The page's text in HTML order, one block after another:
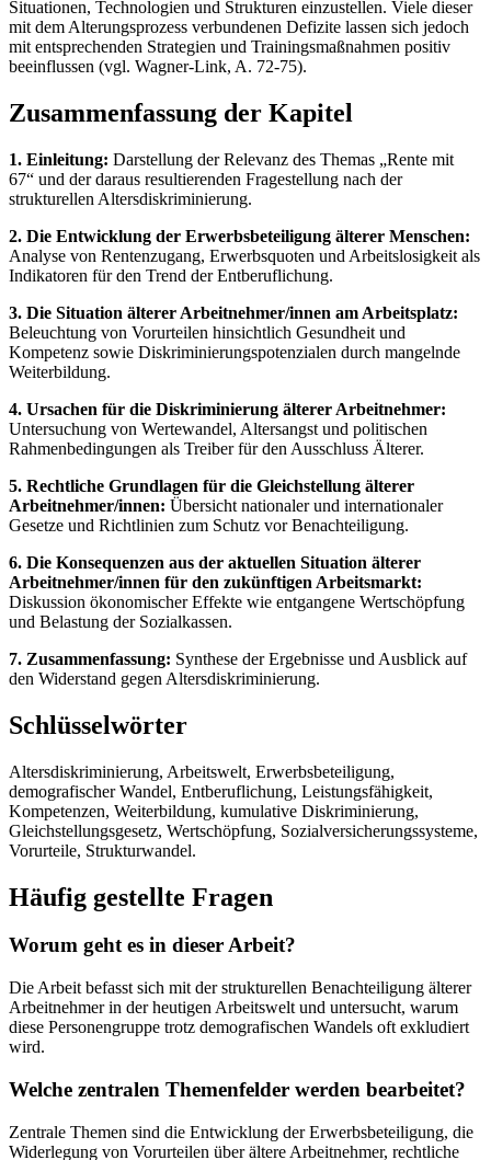
Situationen, Technologien und Strukturen einzustellen. Viele dieser
mit dem Alterungsprozess verbundenen Defizite lassen sich jedoch
mit entsprechenden Strategien und Trainingsmaßnahmen positiv
beeinflussen (vgl. Wagner-Link, A. 72-75).
Zusammenfassung der Kapitel
1. Einleitung: Darstellung der Relevanz des Themas „Rente mit
67“ und der daraus resultierenden Fragestellung nach der
strukturellen Altersdiskriminierung.
2. Die Entwicklung der Erwerbsbeteiligung älterer Menschen:
Analyse von Rentenzugang, Erwerbsquoten und Arbeitslosigkeit als
Indikatoren für den Trend der Entberuflichung.
3. Die Situation älterer Arbeitnehmer/innen am Arbeitsplatz:
Beleuchtung von Vorurteilen hinsichtlich Gesundheit und
Kompetenz sowie Diskriminierungspotenzialen durch mangelnde
Weiterbildung.
4. Ursachen für die Diskriminierung älterer Arbeitnehmer:
Untersuchung von Wertewandel, Altersangst und politischen
Rahmenbedingungen als Treiber für den Ausschluss Älterer.
5. Rechtliche Grundlagen für die Gleichstellung älterer
Arbeitnehmer/innen: Übersicht nationaler und internationaler
Gesetze und Richtlinien zum Schutz vor Benachteiligung.
6. Die Konsequenzen aus der aktuellen Situation älterer
Arbeitnehmer/innen für den zukünftigen Arbeitsmarkt:
Diskussion ökonomischer Effekte wie entgangene Wertschöpfung
und Belastung der Sozialkassen.
7. Zusammenfassung: Synthese der Ergebnisse und Ausblick auf
den Widerstand gegen Altersdiskriminierung.
Schlüsselwörter
Altersdiskriminierung, Arbeitswelt, Erwerbsbeteiligung,
demografischer Wandel, Entberuflichung, Leistungsfähigkeit,
Kompetenzen, Weiterbildung, kumulative Diskriminierung,
Gleichstellungsgesetz, Wertschöpfung, Sozialversicherungssysteme,
Vorurteile, Strukturwandel.
Häufig gestellte Fragen
Worum geht es in dieser Arbeit?
Die Arbeit befasst sich mit der strukturellen Benachteiligung älterer
Arbeitnehmer in der heutigen Arbeitswelt und untersucht, warum
diese Personengruppe trotz demografischen Wandels oft exkludiert
wird.
Welche zentralen Themenfelder werden bearbeitet?
Zentrale Themen sind die Entwicklung der Erwerbsbeteiligung, die
Widerlegung von Vorurteilen über ältere Arbeitnehmer, rechtliche